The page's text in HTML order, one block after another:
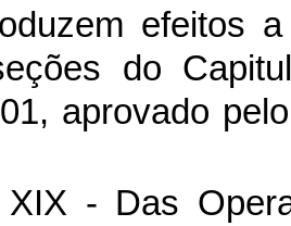
efeitos
do
aprovado
- Das